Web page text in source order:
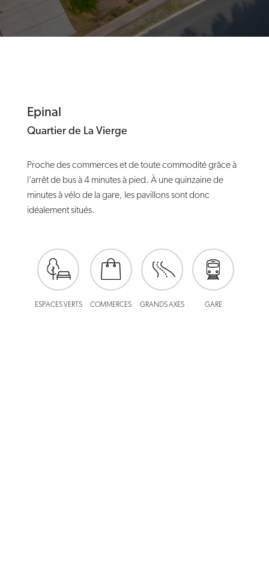
PAV-04
Surface
88m2
Contact
PAV-05
88m2
Étage / Orientation
Jardin
Prix TTC
Vendu
Contact
Vendu
Epinal
Quartier de La Vierge
Proche des commerces et de toute commodité grâce à
l’arrêt de bus à 4 minutes à pied. À une quinzaine de
minutes à vélo de la gare, les pavillons sont donc
idéalement situés.
ESPACES VERTS COMMERCES GRANDS AXES GARE